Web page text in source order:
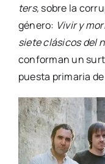
ters, sobre la
géne­ro: Vivir y
sie­te clá­si­cos del
con­for­man un
pues­ta pri­ma­ria